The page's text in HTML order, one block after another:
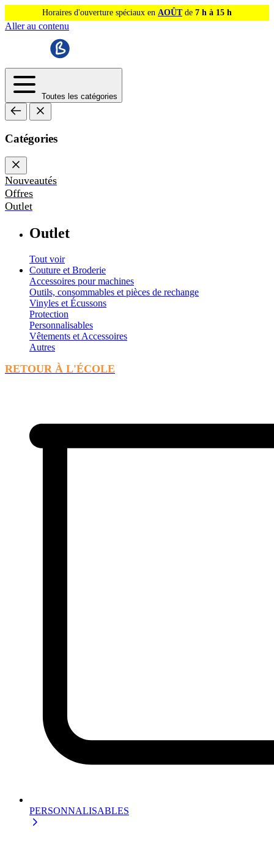
Horaires d'ouverture spéciaux en AOÛTde 7 h à 15 h
Aller au contenu
Toutes les catégories
Catégories
Nouveautés
Offres
Outlet
Outlet
Tout voir
Couture et Broderie
Accessoires pour machines
Outils, consommables et pièces de rechange
Vinyles et Écussons
Protection
Personnalisables
Vêtements et Accessoires
Autres
RETOUR À L'ÉCOLE
PERSONNALISABLES